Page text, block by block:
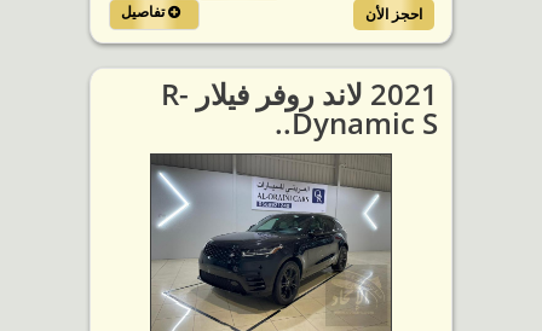
تفاصيل
احجز الأن
2021 لاند روفر فيلار R-
Dynamic S..